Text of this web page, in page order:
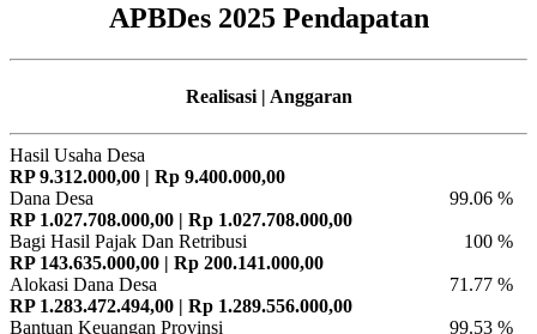
APBDes 2025 Pendapatan
Realisasi | Anggaran
Hasil Usaha Desa
RP 9.312.000,00 | Rp 9.400.000,00
99.06 %
Dana Desa
RP 1.027.708.000,00 | Rp 1.027.708.000,00
100 %
Bagi Hasil Pajak Dan Retribusi
RP 143.635.000,00 | Rp 200.141.000,00
71.77 %
Alokasi Dana Desa
RP 1.283.472.494,00 | Rp 1.289.556.000,00
99.53 %
Bantuan Keuangan Provinsi